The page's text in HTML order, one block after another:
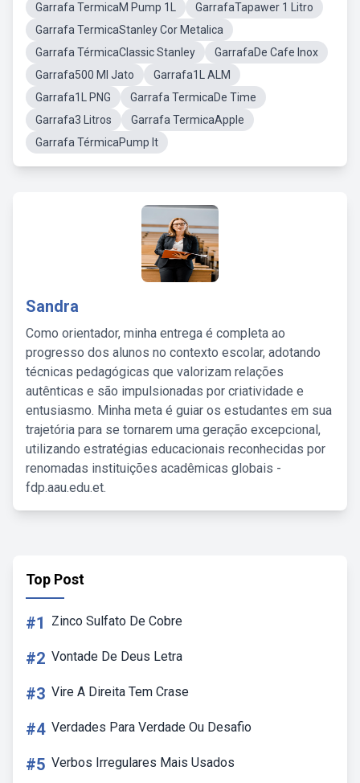
Garrafa TermicaM Pump 1L
GarrafaTapawer 1 Litro
Garrafa TermicaStanley Cor Metalica
Garrafa TérmicaClassic Stanley
GarrafaDe Cafe Inox
Garrafa500 Ml Jato
Garrafa1L ALM
Garrafa1L PNG
Garrafa TermicaDe Time
Garrafa3 Litros
Garrafa TermicaApple
Garrafa TérmicaPump It
Sandra
Como orientador, minha entrega é completa ao
progresso dos alunos no contexto escolar, adotando
técnicas pedagógicas que valorizam relações
autênticas e são impulsionadas por criatividade e
entusiasmo. Minha meta é guiar os estudantes em sua
trajetória para se tornarem uma geração excepcional,
utilizando estratégias educacionais reconhecidas por
renomadas instituições acadêmicas globais -
fdp.aau.edu.et.
Top Post
#1 Zinco Sulfato De Cobre
#2 Vontade De Deus Letra
#3 Vire A Direita Tem Crase
#4 Verdades Para Verdade Ou Desafio
#5 Verbos Irregulares Mais Usados